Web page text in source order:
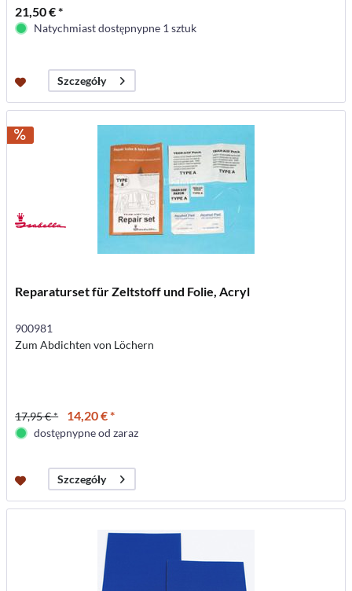
21,50 € *
Natychmiast dostępnypne 1 sztuk
Szczegóły
Reparaturset für Zeltstoff und Folie, Acryl
900981
Zum Abdichten von Löchern
17,95 € * 14,20 € *
dostępnypne od zaraz
Szczegóły